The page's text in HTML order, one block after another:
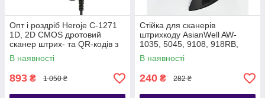
Опт і роздріб Heroje C-1271
1D, 2D CMOS дротовий
сканер штрих- та QR-кодів з
датчиком руху, USB
В наявності
893 ₴ 1 050 ₴
Стійка для сканерів
штрихкоду AsianWell AW-
1035, 5045, 9108, 918RB,
9208RB, AW-U3
В наявності
240 ₴ 282 ₴